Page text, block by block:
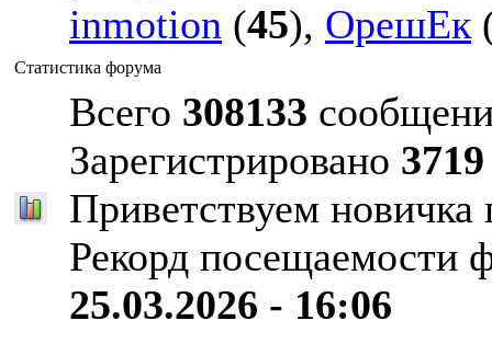
inmotion (45), ОрешЕк
Статистика форума
Всего 308133
Зарегистрировано 3719
Приветствуем
Рекорд посещаемости
25.03.2026 - 16:06